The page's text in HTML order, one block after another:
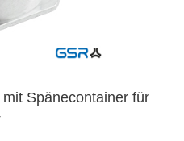
Spänecontainer für